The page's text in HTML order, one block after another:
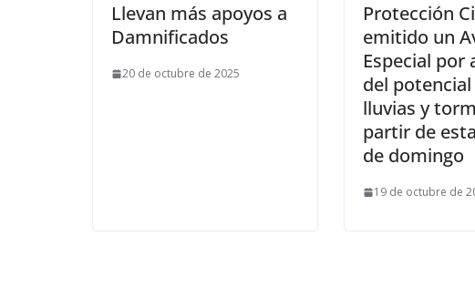
Llevan más apoyos a
Damnificados
20 de octubre de 2025
Protección
emitido un
Especial por
del
lluvias y
partir de
de domingo
19 de octubre de